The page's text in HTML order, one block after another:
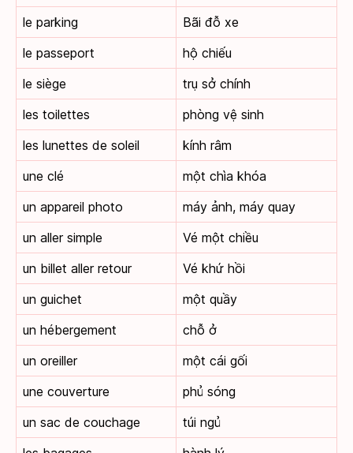
le parking
Bãi đỗ xe
le passeport
hộ chiếu
le siège
trụ sở chính
les toilettes
phòng vệ sinh
les lunettes de soleil
kính râm
une clé
một chìa khóa
un appareil photo
máy ảnh, máy quay
un aller simple
Vé một chiều
un billet aller retour
Vé khứ hồi
un guichet
một quầy
un hébergement
chỗ ở
un oreiller
một cái gối
une couverture
phủ sóng
un sac de couchage
túi ngủ